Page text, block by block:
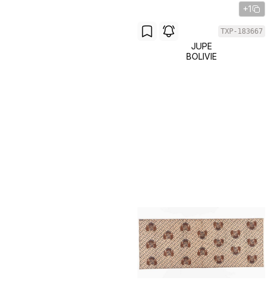
+1
TXP-183667
JUPE
BOLIVIE